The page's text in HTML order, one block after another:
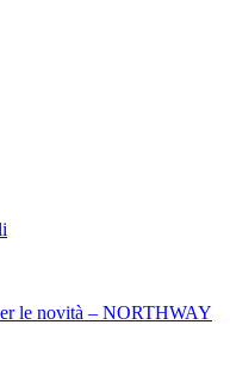
le novità – NORTHWAY